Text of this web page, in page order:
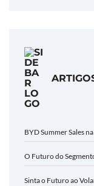
BYD Summer Sales
O Futuro do
Sinta o Futuro ao